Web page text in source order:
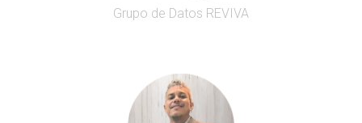
Grupo de Datos REVIVA